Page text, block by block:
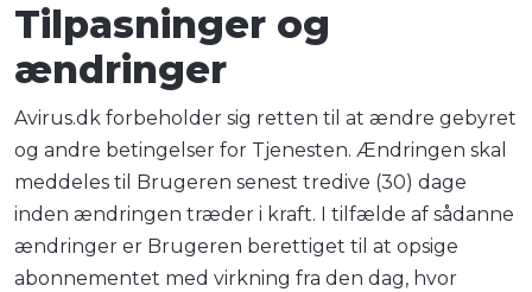
Tilpasninger og
ændringer
Avirus.dk forbeholder sig retten til at ændre gebyret
og andre betingelser for Tjenesten. Ændringen skal
meddeles til Brugeren senest tredive (30) dage
inden ændringen træder i kraft. I tilfælde af sådanne
ændringer er Brugeren berettiget til at opsige
abonnementet med virkning fra den dag, hvor